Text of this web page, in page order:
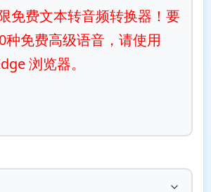
免费文本转音频转换器！要
种免费高级语音，请使用
浏览器。